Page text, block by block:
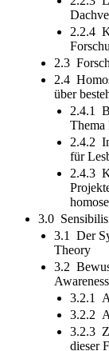
2.2.4
2.3
2.4
über
2.4.1
Thema
2.4.2
für
2.4.3
3.0
3.1 Der
Theory
3.2
3.2.1
3.2.2
3.2.3
dieser